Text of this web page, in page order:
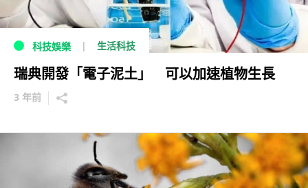
科技娛樂 生活科技
瑞典開發「電子泥土」 可以加速植物生長
3 年前